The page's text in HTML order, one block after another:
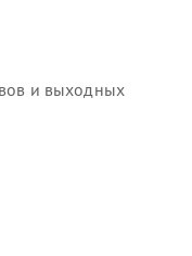
и выходных